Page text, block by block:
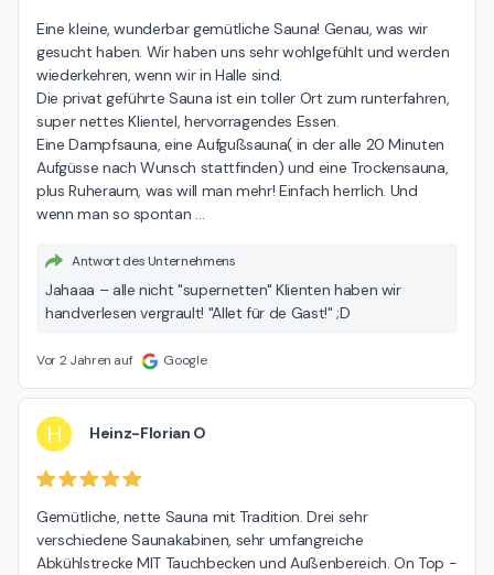
Eine kleine, wunderbar gemütliche Sauna! Genau, was wir
gesucht haben. Wir haben uns sehr wohlgefühlt und werden
wiederkehren, wenn wir in Halle sind.
Die privat geführte Sauna ist ein toller Ort zum runterfahren,
super nettes Klientel, hervorragendes Essen.
Eine Dampfsauna, eine Aufgußsauna( in der alle 20 Minuten
Aufgüsse nach Wunsch stattfinden) und eine Trockensauna,
plus Ruheraum, was will man mehr! Einfach herrlich. Und
wenn man so spontan
Antwort des Unternehmens
Jahaaa – alle nicht "supernetten" Klienten haben wir
handverlesen vergrault! "Allet für de Gast!" ;D
Vor 2 Jahren auf Google
H Heinz-Florian O
Gemütliche, nette Sauna mit Tradition. Drei sehr
verschiedene Saunakabinen, sehr umfangreiche
Abkühlstrecke MIT Tauchbecken und Außenbereich. On Top -